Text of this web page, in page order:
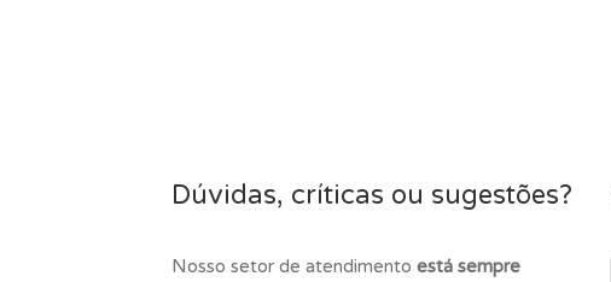
Dúvidas, críticas ou sugestões?
Nosso setor de atendimento está sempre